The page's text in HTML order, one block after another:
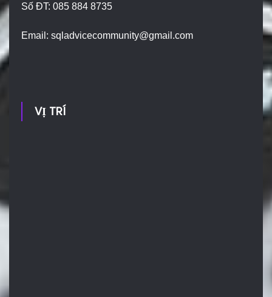
Số ĐT: 085 884 8735
Email:sqladvicecommunity@gmail.com
VỊ TRÍ